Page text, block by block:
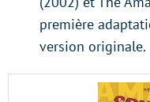
première
version originale.